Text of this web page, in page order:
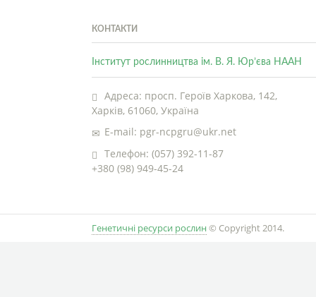
КОНТАКТИ
Інститут рослинництва ім. В. Я. Юр’єва НААН
Адреса: просп. Героїв Харкова, 142,
Харків, 61060, Україна
E-mail: pgr-ncpgru@ukr.net
Телефон: (057) 392-11-87
+380 (98) 949-45-24
Генетичні ресурси рослин © Copyright 2014.